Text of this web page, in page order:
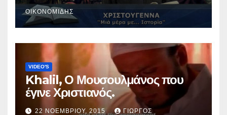
ΟΙΚΟΝΟΜΊΔΗΣ
VIDEO'S
Khalil, Ο Μουσουλμάνος που
έγινε Χριστιανός.
22 ΝΟΕΜΒΡΊΟΥ, 2015 ΓΙΏΡΓΟΣ